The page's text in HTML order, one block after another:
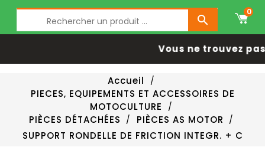

0
Vous ne trouvez
Accueil
PIECES, EQUIPEMENTS ET ACCESSOIRES DE
MOTOCULTURE
PIÈCES DÉTACHÉES
PIÈCES AS MOTOR
SUPPORT RONDELLE DE FRICTION INTEGR. + C